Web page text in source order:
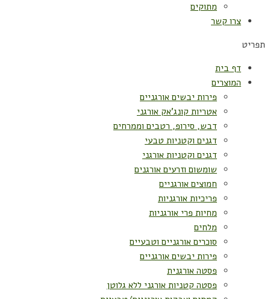
מתוקים
צרו קשר
תפריט
דף בית
המוצרים
פירות יבשים אורגניים
אטריות קונג'אק אורגני
דבש, סירופ, רטבים וממרחים
דגנים וקטניות טבעי
דגנים וקטניות אורגני
שומשום וזרעים אורגנים
חמוצים אורגניים
פריכיות אורגניות
מחיות פרי אורגניות
מלחים
סוכרים אורגניים וטבעיים
פירות יבשים אורגניים
פסטה אורגנית
פסטה קטניות אורגני ללא גלוטן